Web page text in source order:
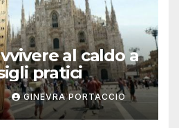
al caldo a
pratici
GINEVRA PORTACCIO